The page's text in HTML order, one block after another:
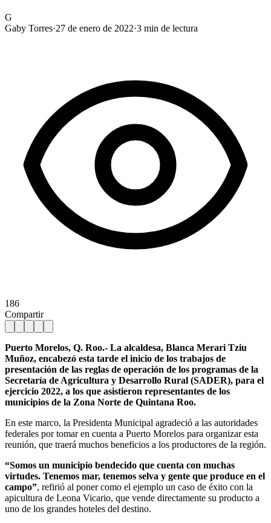
G
Gaby Torres·27 de enero de 2022·3 min de lectura
186
Compartir
Puerto Morelos, Q. Roo.- La alcaldesa, Blanca Merari Tziu
Muñoz, encabezó esta tarde el inicio de los trabajos de
presentación de las reglas de operación de los programas de la
Secretaría de Agricultura y Desarrollo Rural (SADER), para el
ejercicio 2022, a los que asistieron representantes de los
municipios de la Zona Norte de Quintana Roo.
En este marco, la Presidenta Municipal agradeció a las autoridades
federales por tomar en cuenta a Puerto Morelos para organizar esta
reunión, que traerá muchos beneficios a los productores de la región.
“Somos un municipio bendecido que cuenta con muchas
virtudes. Tenemos mar, tenemos selva y gente que produce en el
campo”, refirió al poner como el ejemplo un caso de éxito con la
apicultura de Leona Vicario, que vende directamente su producto a
uno de los grandes hoteles del destino.